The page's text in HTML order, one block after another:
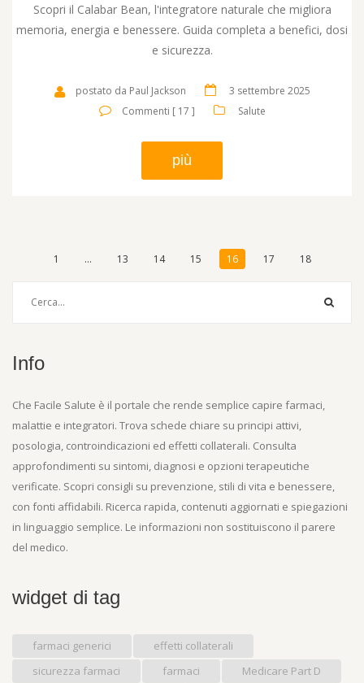
Scopri il Calabar Bean, l'integratore naturale che migliora
memoria, energia e benessere. Guida completa a benefici, dosi
e sicurezza.
postato da Paul Jackson
3 settembre 2025
Commenti [ 17 ]
Salute
più
1 … 13 14 15 16 17 18
Info
Che Facile Salute è il portale che rende semplice capire farmaci,
malattie e integratori. Trova schede chiare su principi attivi,
posologia, controindicazioni ed effetti collaterali. Consulta
approfondimenti su sintomi, diagnosi e opzioni terapeutiche
verificate. Scopri consigli su prevenzione, stili di vita e benessere,
con fonti affidabili. Ricerca rapida, contenuti aggiornati e spiegazioni
in linguaggio semplice. Le informazioni non sostituiscono il parere
del medico.
widget di tag
farmaci generici
effetti collaterali
sicurezza farmaci
farmaci
Medicare Part D